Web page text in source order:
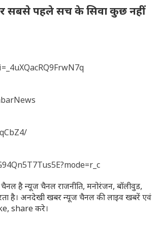
सबसे पहले सच के सिवा कुछ नहीं
है न्यूज चैनल राजनीति, मनोरंजन, बॉलीवुड,
है। अनदेखी खबर न्यूज चैनल की लाइव खबरें एवं
share करे।